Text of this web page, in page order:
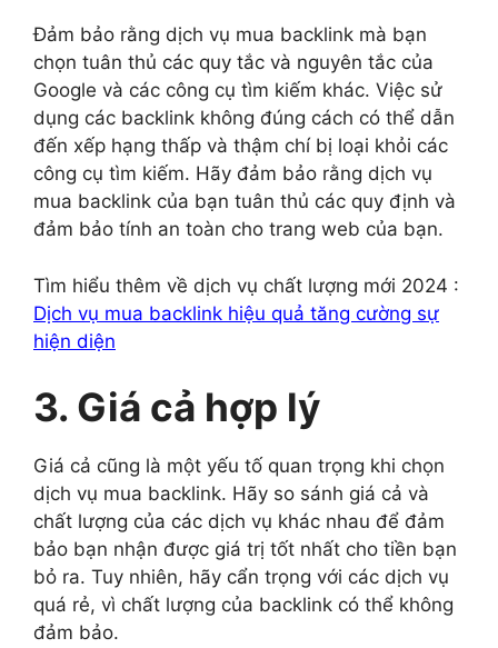
Đảm bảo rằng dịch vụ mua backlink mà bạn
chọn tuân thủ các quy tắc và nguyên tắc của
Google và các công cụ tìm kiếm khác. Việc sử
dụng các backlink không đúng cách có thể dẫn
đến xếp hạng thấp và thậm chí bị loại khỏi các
công cụ tìm kiếm. Hãy đảm bảo rằng dịch vụ
mua backlink của bạn tuân thủ các quy định và
đảm bảo tính an toàn cho trang web của bạn.
Tìm hiểu thêm về dịch vụ chất lượng mới 2024 :
Dịch vụ mua backlink hiệu quả tăng cường sự
hiện diện
3. Giá cả hợp lý
Giá cả cũng là một yếu tố quan trọng khi chọn
dịch vụ mua backlink. Hãy so sánh giá cả và
chất lượng của các dịch vụ khác nhau để đảm
bảo bạn nhận được giá trị tốt nhất cho tiền bạn
bỏ ra. Tuy nhiên, hãy cẩn trọng với các dịch vụ
quá rẻ, vì chất lượng của backlink có thể không
đảm bảo.